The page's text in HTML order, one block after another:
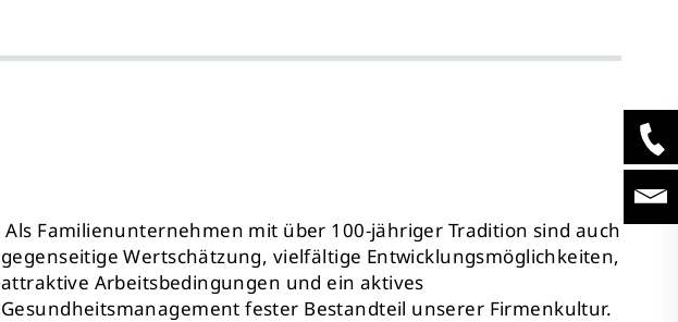
Als Familienunternehmen mit über 100-jähriger Tradition sind auch
gegenseitige Wertschätzung, vielfältige Entwicklungsmöglichkeiten,
attraktive Arbeitsbedingungen und ein aktives
Gesundheitsmanagement fester Bestandteil unserer Firmenkultur.